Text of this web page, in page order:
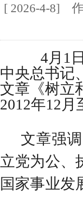
[ 2026-4-8]
4月1
中央总书记
文章 《树
2012年12
文章强
立党为公、
国家事业发